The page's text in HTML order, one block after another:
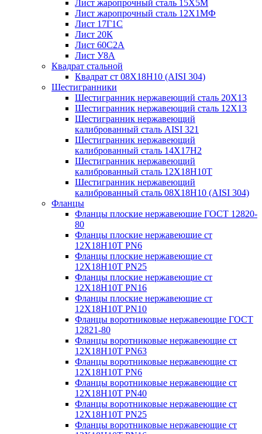
Лист жаропрочный сталь 15Х5М
Лист жаропрочный сталь 12Х1МФ
Лист 17Г1С
Лист 20К
Лист 60С2А
Лист У8А
Квадрат стальной
Квадрат ст 08Х18Н10 (AISI 304)
Шестигранники
Шестигранник нержавеющий сталь 20Х13
Шестигранник нержавеющий сталь 12Х13
Шестигранник нержавеющий
калиброванный сталь AISI 321
Шестигранник нержавеющий
калиброванный сталь 14Х17Н2
Шестигранник нержавеющий
калиброванный сталь 12Х18Н10Т
Шестигранник нержавеющий
калиброванный сталь 08Х18Н10 (AISI 304)
Фланцы
Фланцы плоские нержавеющие ГОСТ 12820-
80
Фланцы плоские нержавеющие ст
12Х18Н10Т PN6
Фланцы плоские нержавеющие ст
12Х18Н10Т PN25
Фланцы плоские нержавеющие ст
12Х18Н10Т PN16
Фланцы плоские нержавеющие ст
12Х18Н10Т PN10
Фланцы воротниковые нержавеющие ГОСТ
12821-80
Фланцы воротниковые нержавеющие ст
12Х18Н10Т PN63
Фланцы воротниковые нержавеющие ст
12Х18Н10Т PN6
Фланцы воротниковые нержавеющие ст
12Х18Н10Т PN40
Фланцы воротниковые нержавеющие ст
12Х18Н10Т PN25
Фланцы воротниковые нержавеющие ст